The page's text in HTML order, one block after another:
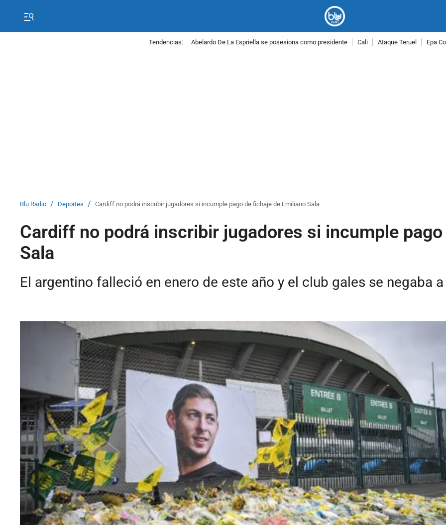
Tendencias: Abelardo De La Espriella se posesiona como presidente Cali Ataque Teruel Epa
Blu Radio / Deportes / Cardiff no podrá inscribir jugadores si incumple pago de fichaje de Emiliano Sala
Cardiff no podrá inscribir jugadores si incumple
Sala
El argentino falleció en enero de este año y el club gales se negaba